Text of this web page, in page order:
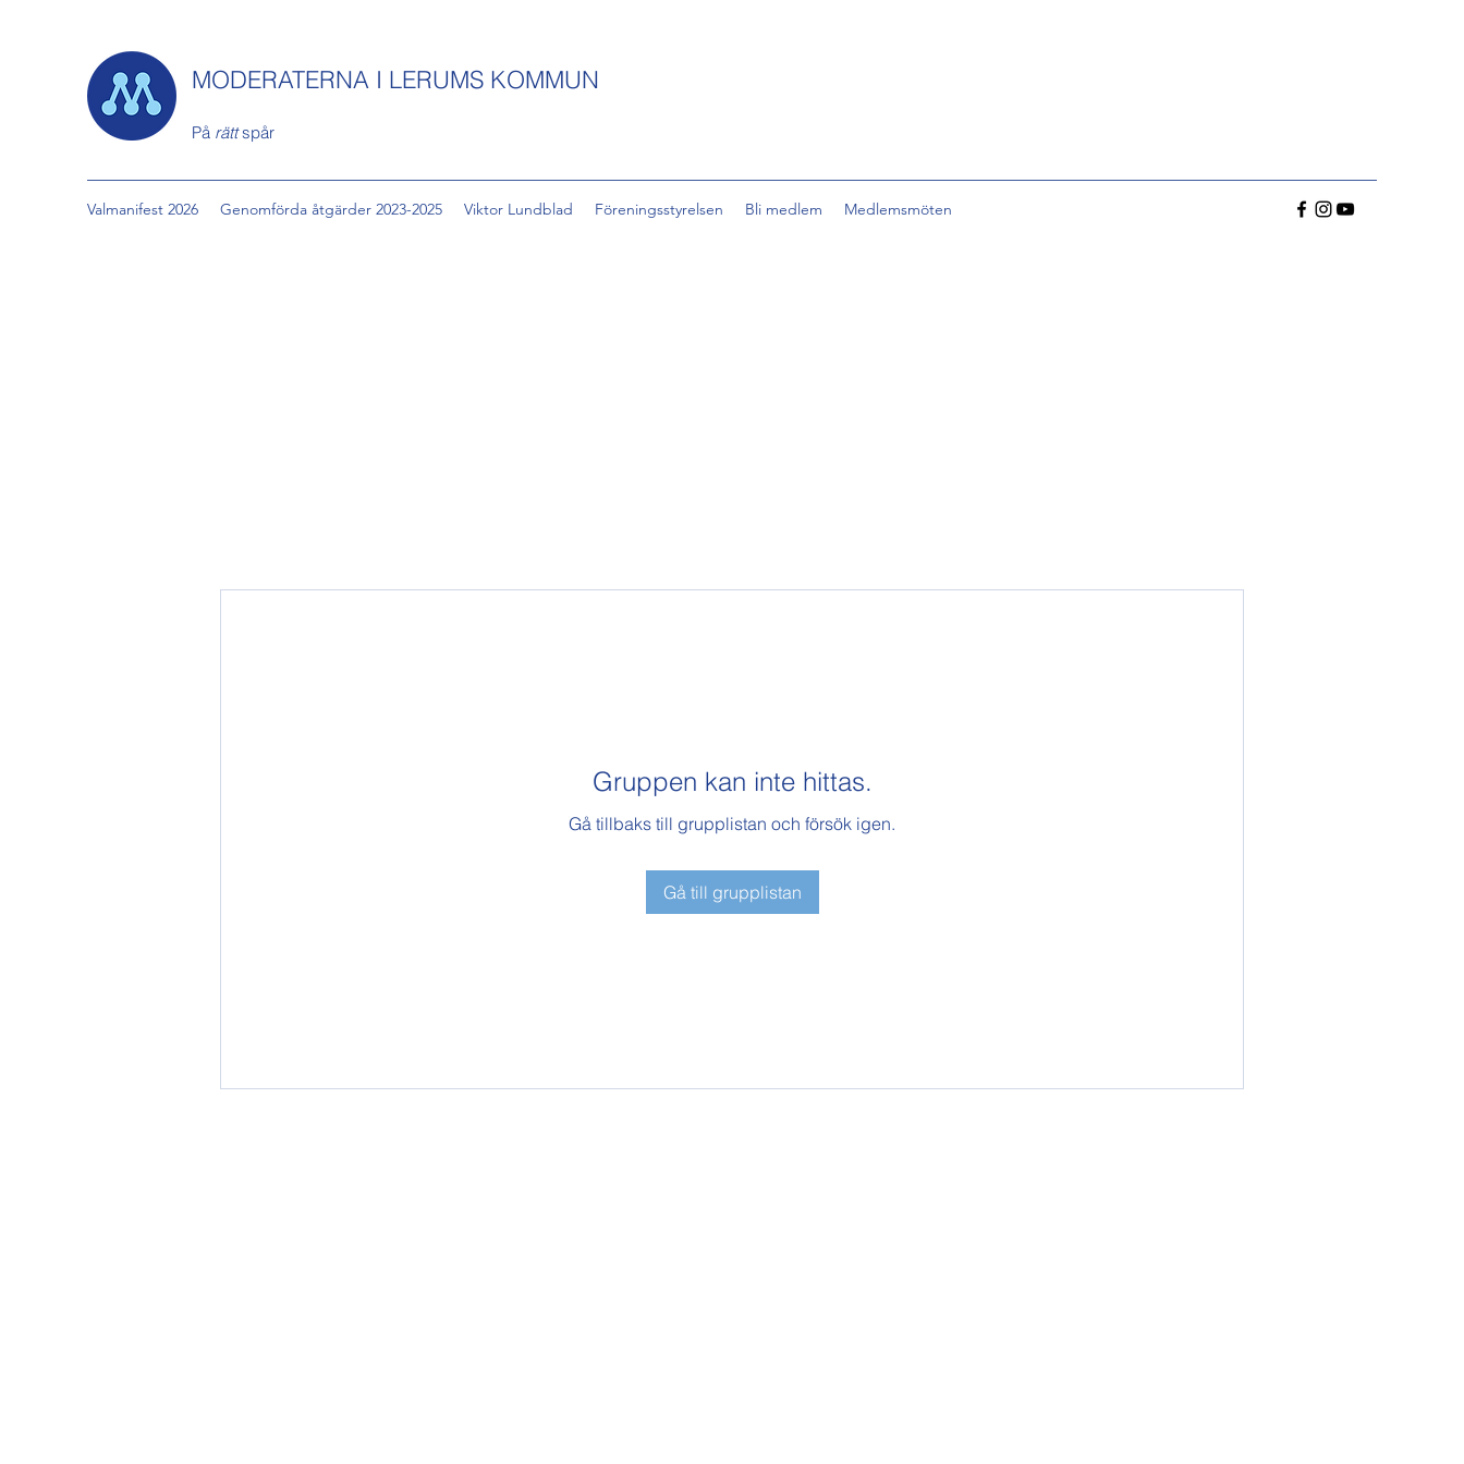
MODERATERNA I LERUMS KOMMUN
På rättspår
Valmanifest 2026 Genomförda åtgärder 2023-2025 Viktor Lundblad Föreningsstyrelsen Bli medlem Medlemsmöten
Gruppen kan inte hittas.
Gå tillbaks till grupplistan och försök igen.
Gå till grupplistan